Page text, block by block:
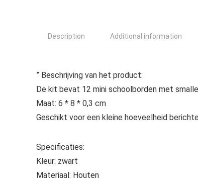
Description Additional information
” Beschrijving van het product:
De kit bevat 12 mini schoolborden met
Maat: 6 * 8 * 0,3 cm
Geschikt voor een kleine hoeveelheid
Specificaties:
Kleur: zwart
Materiaal: Houten